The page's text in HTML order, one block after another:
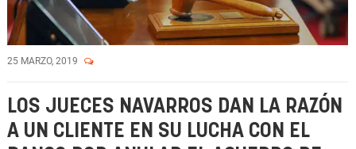
25 MARZO, 2019
LOS JUECES NAVARROS DAN LA RAZÓN
A UN CLIENTE EN SU LUCHA CON EL